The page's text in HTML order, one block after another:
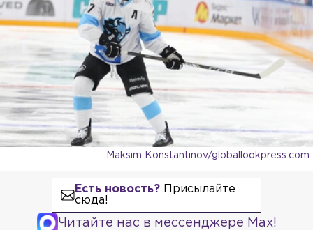
Maksim Konstantinov/globallookpress.com
Есть новость?Присылайте
сюда!
Читайте нас в мессенджере Max!